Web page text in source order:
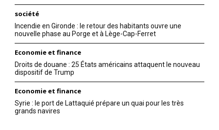
société
Incendie en Gironde : le retour des habitants ouvre une
nouvelle phase au Porge et à Lège-Cap-Ferret
Economie et finance
Droits de douane : 25 États américains attaquent le nouveau
dispositif de Trump
Economie et finance
Syrie : le port de Lattaquié prépare un quai pour les très
grands navires